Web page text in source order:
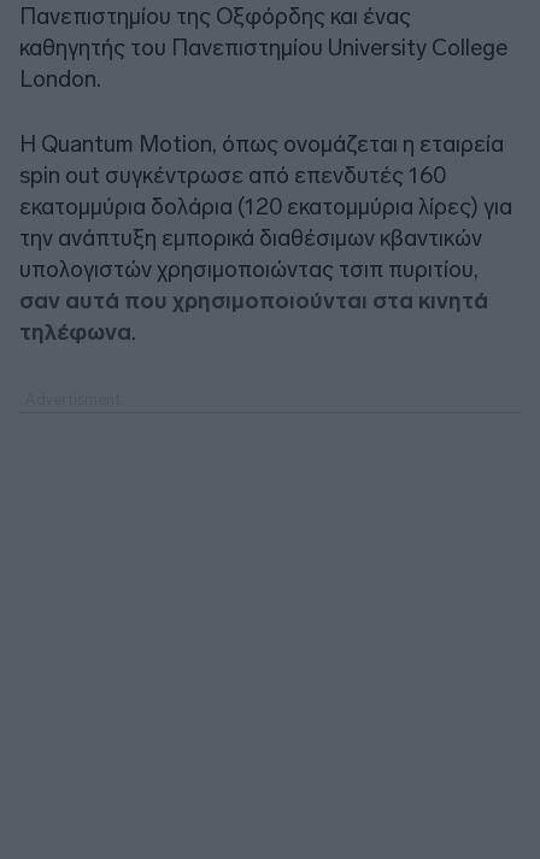
Πανεπιστημίου της Οξφόρδης και ένας
καθηγητής του Πανεπιστημίου University College
London.
Η Quantum Motion, όπως ονομάζεται η εταιρεία
spin out συγκέντρωσε από επενδυτές 160
εκατομμύρια δολάρια (120 εκατομμύρια λίρες) για
την ανάπτυξη εμπορικά διαθέσιμων κβαντικών
υπολογιστών χρησιμοποιώντας τσιπ πυριτίου,
σαν αυτά που χρησιμοποιούνται στα κινητά
τηλέφωνα.